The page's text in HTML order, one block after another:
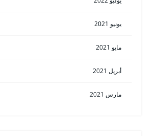
يونيو 2021
مايو 2021
أبريل 2021
مارس 2021